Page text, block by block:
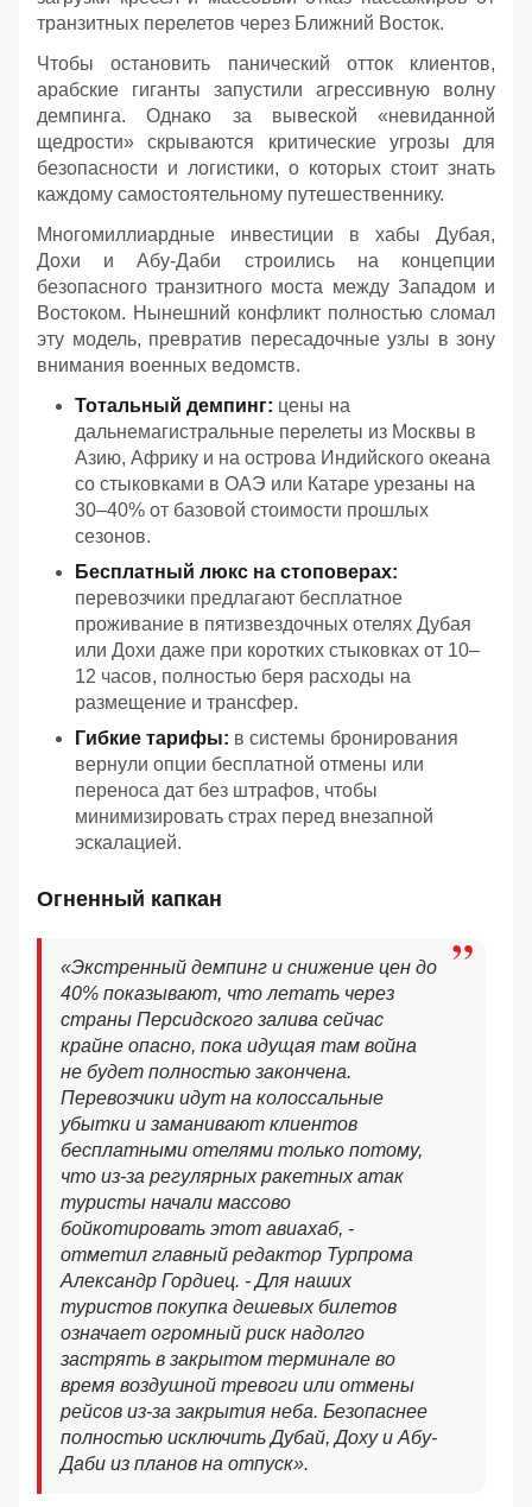
транзитных перелетов через Ближний Восток.
Чтобы остановить панический отток клиентов,
арабские гиганты запустили агрессивную волну
демпинга. Однако за вывеской «невиданной
щедрости» скрываются критические угрозы для
безопасности и логистики, о которых стоит знать
каждому самостоятельному путешественнику.
Многомиллиардные инвестиции в хабы Дубая,
Дохи и Абу-Даби строились на концепции
безопасного транзитного моста между Западом и
Востоком. Нынешний конфликт полностью сломал
эту модель, превратив пересадочные узлы в зону
внимания военных ведомств.
Тотальный демпинг: цены на
дальнемагистральные перелеты из Москвы в
Азию, Африку и на острова Индийского океана
со стыковками в ОАЭ или Катаре урезаны на
30–40% от базовой стоимости прошлых
сезонов.
Бесплатный люкс на стоповерах:
перевозчики предлагают бесплатное
проживание в пятизвездочных отелях Дубая
или Дохи даже при коротких стыковках от 10–
12 часов, полностью беря расходы на
размещение и трансфер.
Гибкие тарифы: в системы бронирования
вернули опции бесплатной отмены или
переноса дат без штрафов, чтобы
минимизировать страх перед внезапной
эскалацией.
Огненный капкан
«Экстренный демпинг и снижение цен до
40% показывают, что летать через
страны Персидского залива сейчас
крайне опасно, пока идущая там война
не будет полностью закончена.
Перевозчики идут на колоссальные
убытки и заманивают клиентов
бесплатными отелями только потому,
что из-за регулярных ракетных атак
туристы начали массово
бойкотировать этот авиахаб, -
отметил главный редактор Турпрома
Александр Гордиец. - Для наших
туристов покупка дешевых билетов
означает огромный риск надолго
застрять в закрытом терминале во
время воздушной тревоги или отмены
рейсов из-за закрытия неба. Безопаснее
полностью исключить Дубай, Доху и Абу-
Даби из планов на отпуск».